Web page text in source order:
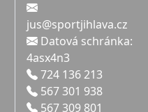
jus@sportjihlava.cz
Datová schránka:
4asx4n3
724 136 213
567 301 938
567 309 801